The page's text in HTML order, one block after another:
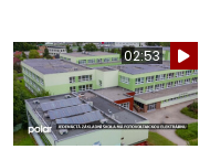
02:53